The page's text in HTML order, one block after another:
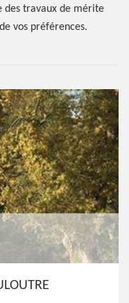
des travaux de mérite
vos préférences.